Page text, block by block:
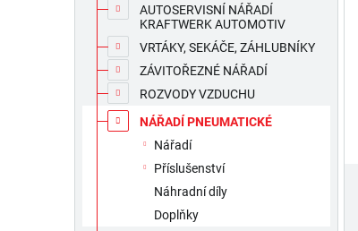
AUTOSERVISNÍ NÁŘADÍ
KRAFTWERK AUTOMOTIV
VRTÁKY, SEKÁČE, ZÁHLUBNÍKY
ZÁVITOŘEZNÉ NÁŘADÍ
ROZVODY VZDUCHU
NÁŘADÍ PNEUMATICKÉ
Nářadí
Příslušenství
Náhradní díly
Doplňky